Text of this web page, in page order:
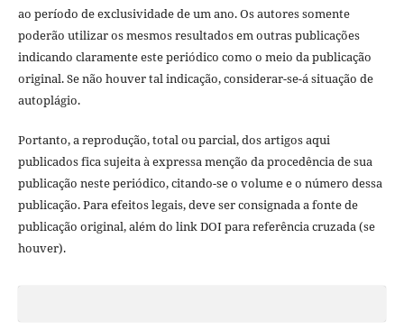
ao período de exclusividade de um ano. Os autores somente
poderão utilizar os mesmos resultados em outras publicações
indicando claramente este periódico como o meio da publicação
original. Se não houver tal indicação, considerar-se-á situação de
autoplágio.
Portanto, a reprodução, total ou parcial, dos artigos aqui
publicados fica sujeita à expressa menção da procedência de sua
publicação neste periódico, citando-se o volume e o número dessa
publicação. Para efeitos legais, deve ser consignada a fonte de
publicação original, além do link DOI para referência cruzada (se
houver).